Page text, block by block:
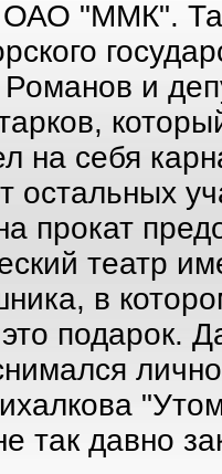
"ММК".
и
на себя
остальных
прокат
театр
в
подарок.
так давно